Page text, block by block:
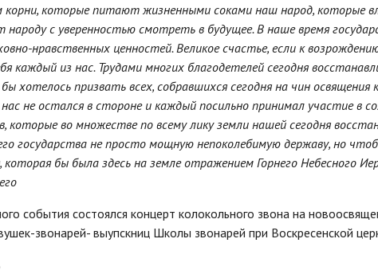
корни, которые питают жизненными соками наш народ, которые
народу с уверенностью смотреть в будущее. В наше время
нравственных ценностей. Великое счастье, если к
каждый из нас. Трудами многих благодетелей сегодня
хотелось призвать всех, собравшихся сегодня на чин освящения
не остался в стороне и каждый посильно принимал участие в
которые во множестве по всему лику земли нашей сегодня
государства не просто мощную непоколебимую державу, но
которая бы была здесь на земле отражением Горнего Небесного
события состоялся концерт колокольного звона на
звонарей- выупскниц Школы звонарей при Воскресенской